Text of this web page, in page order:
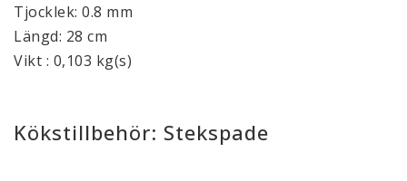
Tjocklek: 0.8 mm
Längd: 28 cm
Vikt : 0,103 kg(s)
Kökstillbehör: Stekspade